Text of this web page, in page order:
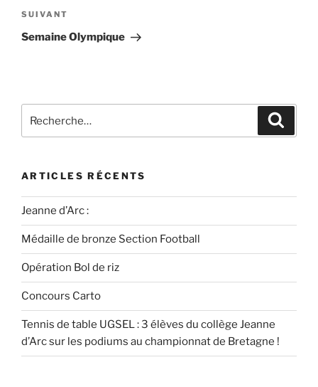
SUIVANT
Semaine Olympique
ARTICLES RÉCENTS
Jeanne d’Arc :
Médaille de bronze Section Football
Opération Bol de riz
Concours Carto
Tennis de table UGSEL : 3 élèves du collège Jeanne
d’Arc sur les podiums au championnat de Bretagne !